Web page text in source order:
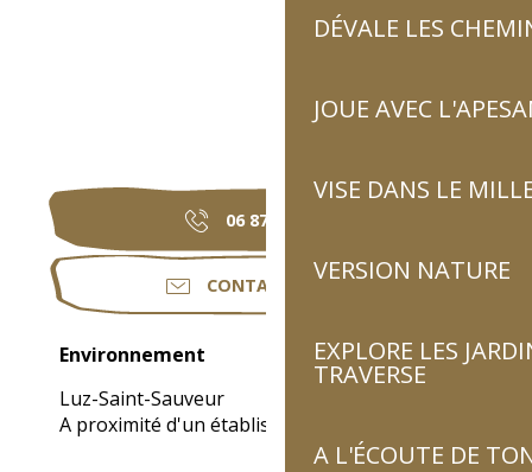
DÉVALE LES
JOUE AVEC
VISE DANS LE
VERSION NATURE
EXPLORE LES
TRAVERSE
A L'ÉCOUTE DE
06 87 23 28
CONTACTEZ-NOUS
Environnement
Environnement
Luz-Saint-Sauveur
A proximité d'un établissement thermal